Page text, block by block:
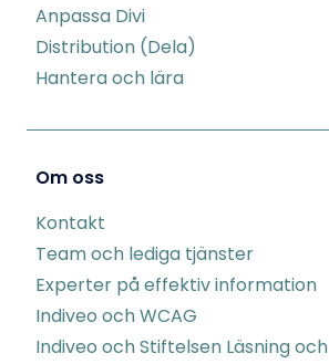
Anpassa Divi
Distribution (Dela)
Hantera och lära
Om oss
Kontakt
Team och lediga tjänster
Experter på effektiv information
Indiveo och WCAG
Indiveo och Stiftelsen Läsning och